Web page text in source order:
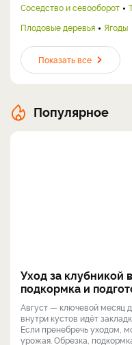
Соседство и севооборот
Плодовые деревья
Ягоды
Показать все
Популярное
Уход за клубникой
подкормка и
Август — ключевой месяц
внутри кустов идёт
Если пренебречь уходом,
урожая. Обрезка,